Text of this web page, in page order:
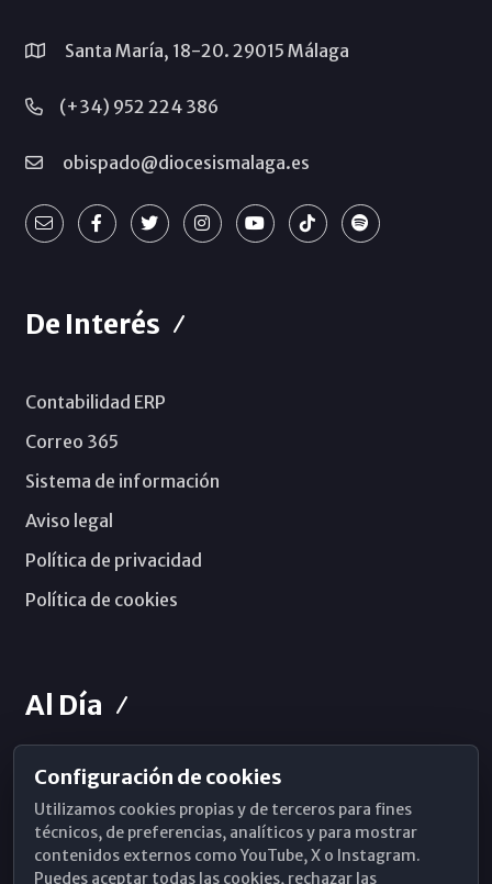
Santa María, 18-20. 29015 Málaga
(+34) 952 224 386
obispado@diocesismalaga.es
De Interés
Contabilidad ERP
Correo 365
Sistema de información
Aviso legal
Política de privacidad
Política de cookies
Al Día
Horarios de Misa
Hemeroteca
WhatsApp
Configuración de cookies
Utilizamos cookies propias y de terceros para fines
técnicos, de preferencias, analíticos y para mostrar
contenidos externos como YouTube, X o Instagram.
Puedes aceptar todas las cookies, rechazar las